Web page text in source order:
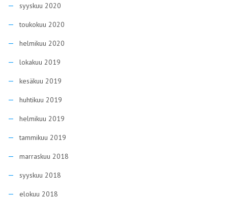
syyskuu 2020
toukokuu 2020
helmikuu 2020
lokakuu 2019
kesäkuu 2019
huhtikuu 2019
helmikuu 2019
tammikuu 2019
marraskuu 2018
syyskuu 2018
elokuu 2018